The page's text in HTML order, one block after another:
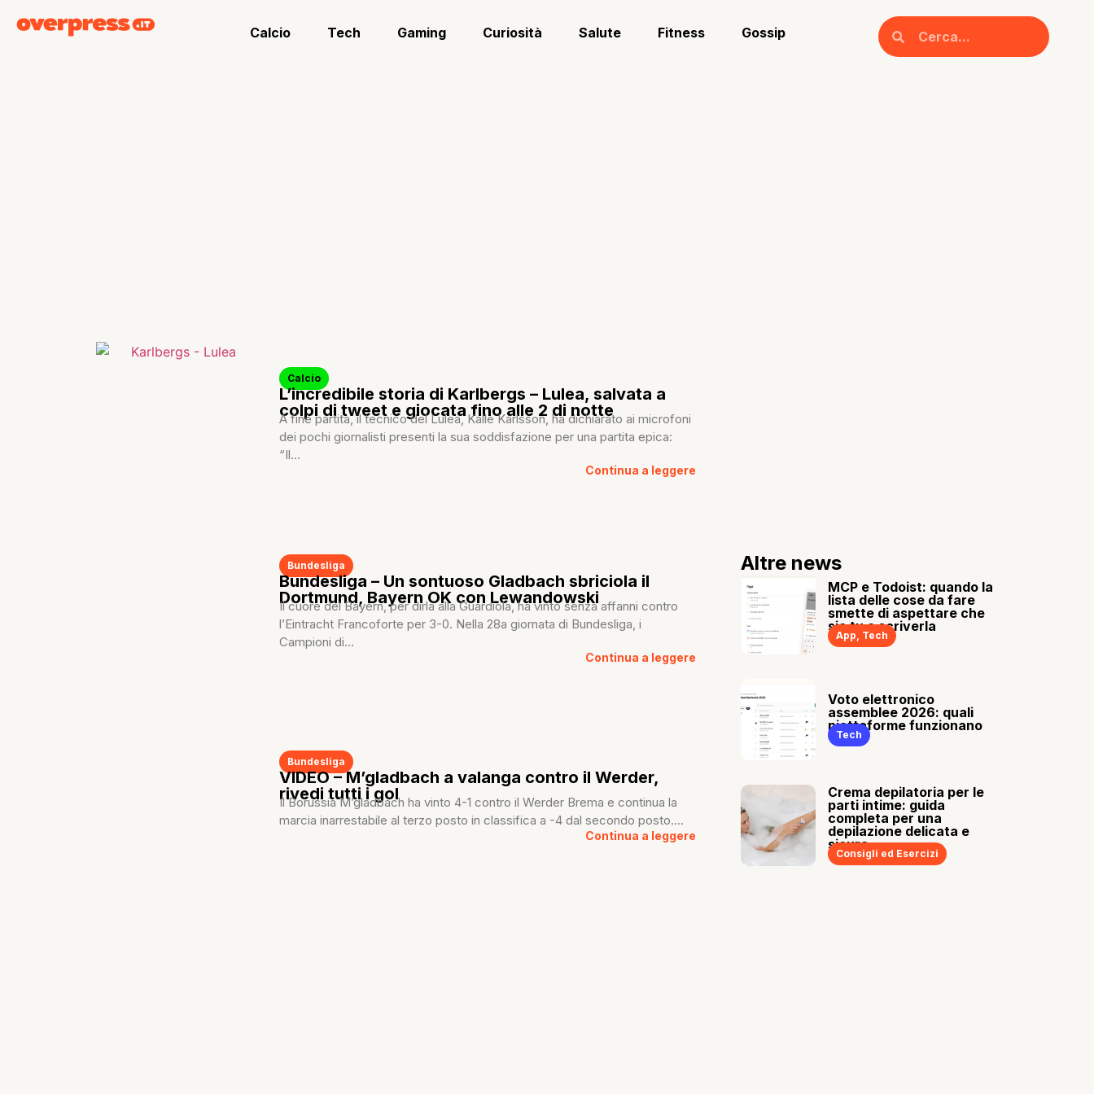
Calcio Tech Gaming Curiosità Salute Fitness Gossip
Calcio
L’incredibile storia di Karlbergs – Lulea, salvata a
colpi di tweet e giocata fino alle 2 di notte
A fine partita, il tecnico del Lulea, Kalle Karlsson, ha dichiarato ai microfoni
dei pochi giornalisti presenti la sua soddisfazione per una partita epica:
“Il...
Continua a leggere
Bundesliga
Bundesliga – Un sontuoso Gladbach sbriciola il
Dortmund, Bayern OK con Lewandowski
Il cuore del Bayern, per dirla alla Guardiola, ha vinto senza affanni contro
l’Eintracht Francoforte per 3-0. Nella 28a giornata di Bundesliga, i
Campioni di...
Continua a leggere
Bundesliga
VIDEO – M’gladbach a valanga contro il Werder,
rivedi tutti i gol
Il Borussia M’gladbach ha vinto 4-1 contro il Werder Brema e continua la
marcia inarrestabile al terzo posto in classifica a -4 dal secondo posto....
Continua a leggere
Altre news
MCP e Todoist: quando la
lista delle cose da fare
smette di aspettare che
sia tu a scriverla
App, Tech
Voto elettronico
assemblee 2026: quali
piattaforme funzionano
Tech
Crema depilatoria per le
parti intime: guida
completa per una
depilazione delicata e
sicura
Consigli ed Esercizi